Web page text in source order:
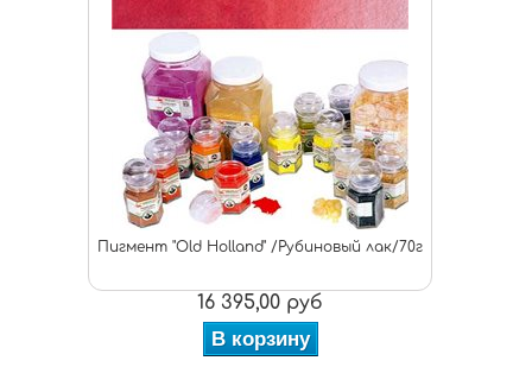
Пигмент "Old Holland" /Рубиновый лак/70г
16 395,00 руб
В корзину